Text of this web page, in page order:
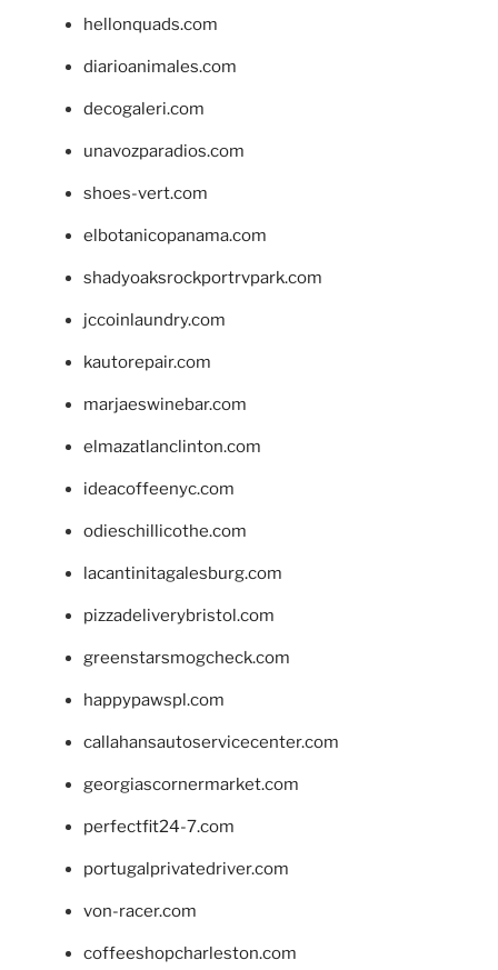
hellonquads.com
diarioanimales.com
decogaleri.com
unavozparadios.com
shoes-vert.com
elbotanicopanama.com
shadyoaksrockportrvpark.com
jccoinlaundry.com
kautorepair.com
marjaeswinebar.com
elmazatlanclinton.com
ideacoffeenyc.com
odieschillicothe.com
lacantinitagalesburg.com
pizzadeliverybristol.com
greenstarsmogcheck.com
happypawspl.com
callahansautoservicecenter.com
georgiascornermarket.com
perfectfit24-7.com
portugalprivatedriver.com
von-racer.com
coffeeshopcharleston.com